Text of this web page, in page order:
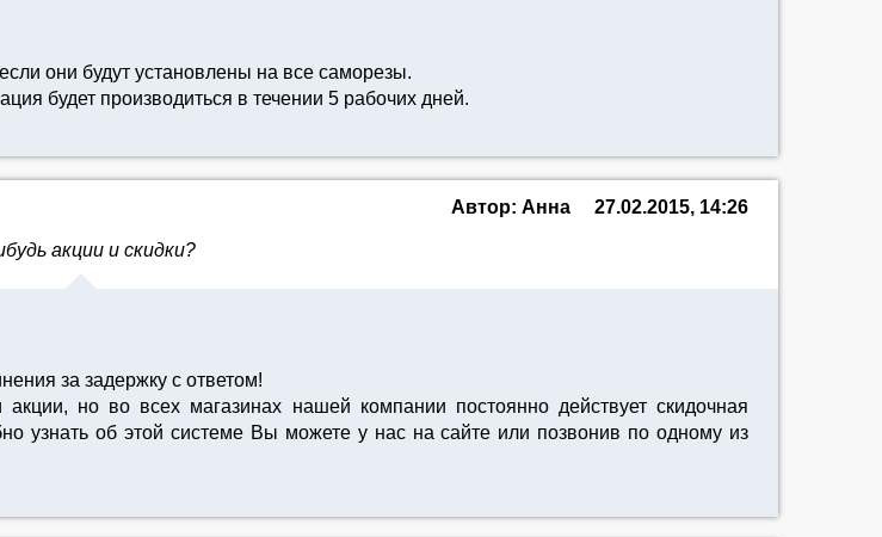
они будут установлены на все саморезы.
будет производиться в течении 5 рабочих дней.
Автор: Анна 27.02.2015, 14:26
акции и скидки?
за задержку с ответом!
но во всех магазинах нашей компании постоянно действует скидочная
узнать об этой системе Вы можете у нас на сайте или позвонив по одному из